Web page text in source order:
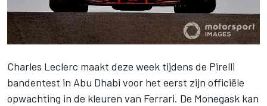
Charles Leclerc maakt deze week tijdens de Pirelli
bandentest in Abu Dhabi voor het eerst zijn officiële
opwachting in de kleuren van Ferrari. De Monegask kan